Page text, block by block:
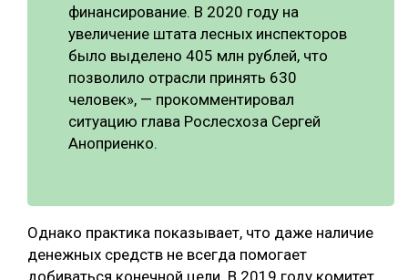
финансирование. В 2020 году на
увеличение штата лесных инспекторов
было выделено 405 млн рублей, что
позволило отрасли принять 630
человек», — прокомментировал
ситуацию глава Рослесхоза Сергей
Аноприенко.
Однако практика показывает, что даже наличие
денежных средств не всегда помогает
добиваться конечной цели. В 2019 году комитет